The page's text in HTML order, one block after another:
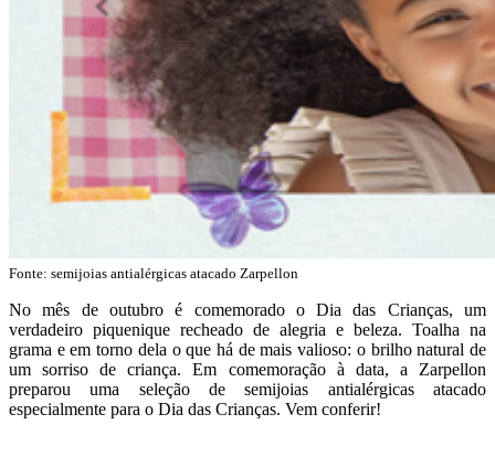
Fonte: semijoias antialérgicas atacado Zarpellon
No mês de outubro é comemorado o Dia das Crianças, um
verdadeiro piquenique recheado de alegria e beleza. Toalha na
grama e em torno dela o que há de mais valioso: o brilho natural de
um sorriso de criança. Em comemoração à data, a Zarpellon
preparou uma seleção de semijoias antialérgicas atacado
especialmente para o Dia das Crianças. Vem conferir!